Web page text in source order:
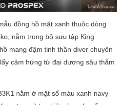
đồng hồ mặt xanh thuộc dòng
nằm trong bộ sưu tập King
mang đậm tinh thần diver chuyên
cảm hứng từ đại dương sâu thẳm
nằm ở mặt số màu xanh navy